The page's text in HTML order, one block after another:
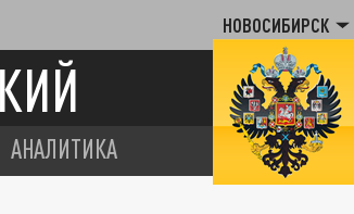
НОВОСИБИРСК
АНАЛИТИКА